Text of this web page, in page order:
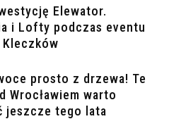
Elewator.
i Lofty podczas eventu
prosto z drzewa! Te
Wrocławiem warto
jeszcze tego lata